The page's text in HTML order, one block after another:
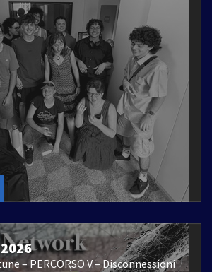
– PERCORSO V – Disconnessioni